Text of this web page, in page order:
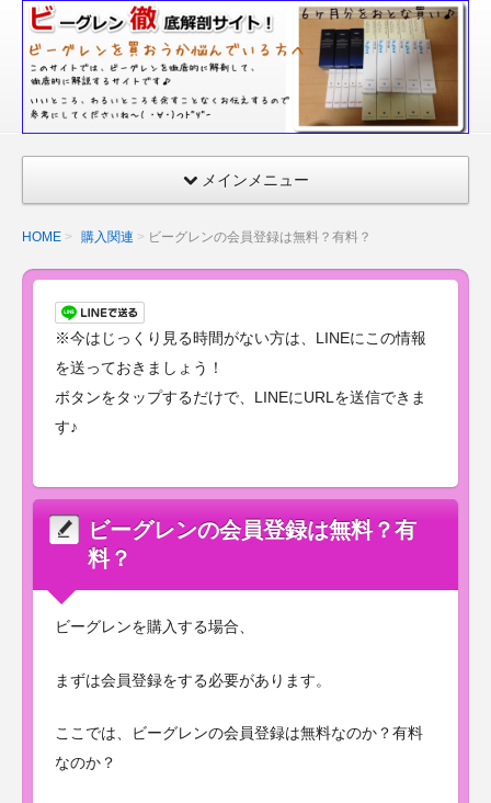
ビー
グレ
ンの
口コ
穴・
シ
シ
ミ・
ニキ
ビの
体験
レビ
開♪
メインメニュー
HOME 購入関連 ビーグレンの会員登録は無料？有料？
※今はじっくり見る時間がない方は、LINEにこの情報
を送っておきましょう！
ボタンをタップするだけで、LINEにURLを送信できま
す♪
ビーグレンの会員登録は無料？有
料？
ビーグレンを購入する場合、
まずは会員登録をする必要があります。
ここでは、ビーグレンの会員登録は無料なのか？有料
なのか？